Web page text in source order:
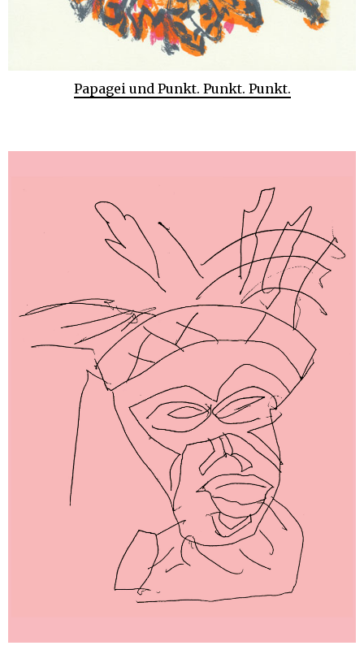
Papagei und Punkt. Punkt. Punkt.